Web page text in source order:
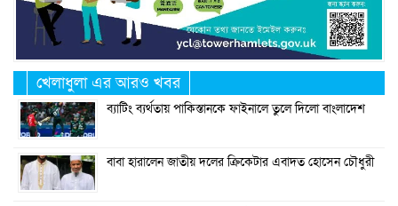
খেলাধুলা এর আরও খবর
ব্যাটিং ব্যর্থতায় পাকিস্তানকে ফাইনালে তুলে দিলো বাংলাদেশ
বাবা হারালেন জাতীয় দলের ক্রিকেটার এবাদত হোসেন চৌধুরী